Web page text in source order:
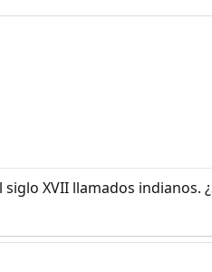
XVII llamados